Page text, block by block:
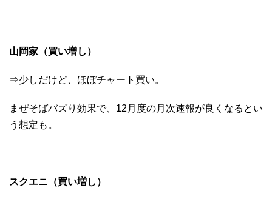
山岡家（買い増し ）
⇒少しだけど、ほぼチャート買い。
まぜそばバズり効果で、12月度の月次速報が良くなるとい
う想定も。
スクエニ（買い増し ）